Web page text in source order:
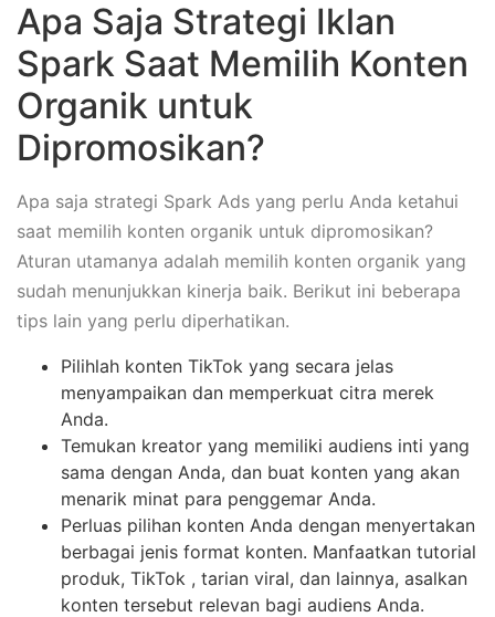
Apa Saja Strategi Iklan
Spark Saat Memilih Konten
Organik untuk
Dipromosikan?
Apa saja strategi Spark Ads yang perlu Anda ketahui
saat memilih konten organik untuk dipromosikan?
Aturan utamanya adalah memilih konten organik yang
sudah menunjukkan kinerja baik. Berikut ini beberapa
tips lain yang perlu diperhatikan.
Pilihlah konten TikTok yang secara jelas
menyampaikan dan memperkuat citra merek
Anda.
Temukan kreator yang memiliki audiens inti yang
sama dengan Anda, dan buat konten yang akan
menarik minat para penggemar Anda.
Perluas pilihan konten Anda dengan menyertakan
berbagai jenis format konten. Manfaatkan tutorial
produk, TikTok , tarian viral, dan lainnya, asalkan
konten tersebut relevan bagi audiens Anda.